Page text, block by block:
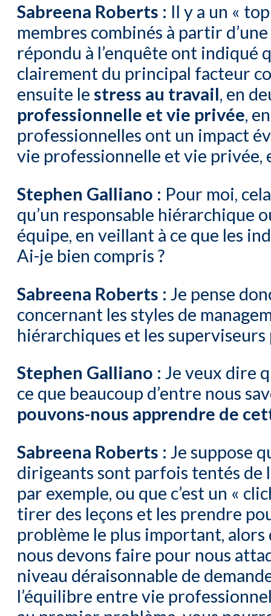
Sabreena Roberts : Il y a un «
membres combinés à partir
répondu à l’enquête ont
clairement du principal facteur
ensuite le stress au travail, en
professionnelle et vie privée,
professionnelles ont un impact
vie professionnelle et vie privée,
Stephen Galliano : Pour moi,
qu’un responsable hiérarchique
équipe, en veillant à ce que les
Ai-je bien compris ?
Sabreena Roberts : Je pense
concernant les styles de
hiérarchiques et les
Stephen Galliano : Je veux dire
ce que beaucoup d’entre nous
pouvons-nous apprendre de
Sabreena Roberts : Je suppose
dirigeants sont parfois tentés de
par exemple, ou que c’est un «
tirer des leçons et les prendre
problème le plus important, alors
nous devons faire pour nous
niveau déraisonnable de
l’équilibre entre vie